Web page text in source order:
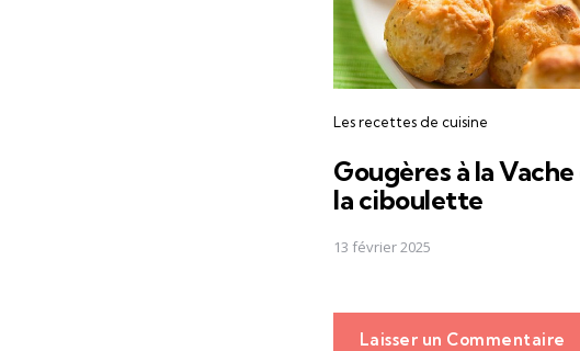
Les recettes de cuisine
Gougères à la
la ciboulette
13 février 2025
Laisser un Commentaire